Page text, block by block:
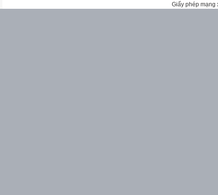
Giấy phép mạng